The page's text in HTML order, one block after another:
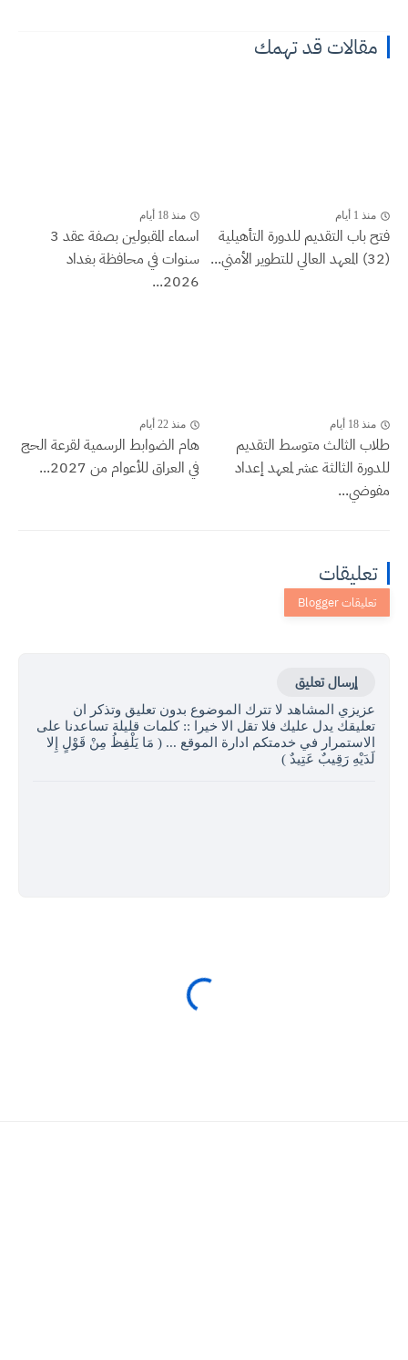
مقالات قد تهمك
منذ 1 أيام
فتح باب التقديم للدورة التأهيلية
(32) المعهد العالي للتطوير الأمني...
منذ 18 أيام
اسماء المقبولين بصفة عقد 3
سنوات في محافظة بغداد
2026...
منذ 18 أيام
طلاب الثالث متوسط التقديم
للدورة الثالثة عشر لمعهد إعداد
مفوضي...
منذ 22 أيام
هام الضوابط الرسمية لقرعة الحج
في العراق للأعوام من 2027...
تعليقات
إرسال تعليق
عزيزي المشاهد لا تترك الموضوع بدون تعليق وتذكر ان
تعليقك يدل عليك فلا تقل الا خيرا :: كلمات قليلة تساعدنا على
الاستمرار في خدمتكم ادارة الموقع ... ( مَا يَلْفِظُ مِنْ قَوْلٍ إِلا
لَدَيْهِ رَقِيبٌ عَتِيدٌ )